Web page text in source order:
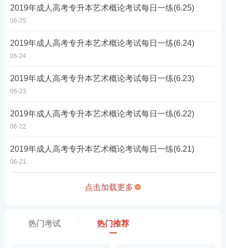
2019年成人高考专升本艺术概论考试每日一练(6.25)
06-25
2019年成人高考专升本艺术概论考试每日一练(6.24)
06-24
2019年成人高考专升本艺术概论考试每日一练(6.23)
06-23
2019年成人高考专升本艺术概论考试每日一练(6.22)
06-22
2019年成人高考专升本艺术概论考试每日一练(6.21)
06-21
点击加载更多
热门考试 热门推荐